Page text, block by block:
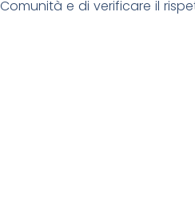
e di verificare il